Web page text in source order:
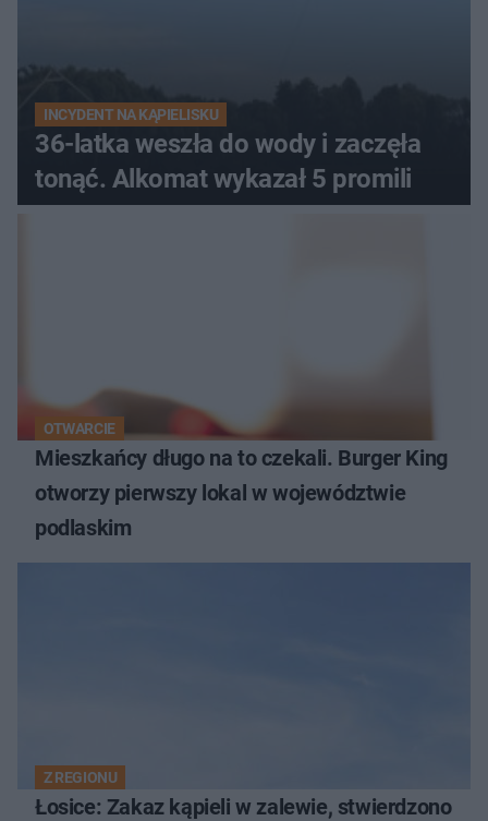
INCYDENT NA KĄPIELISKU
36-latka weszła do wody i zaczęła
tonąć. Alkomat wykazał 5 promili
OTWARCIE
Mieszkańcy długo na to czekali. Burger King
otworzy pierwszy lokal w województwie
podlaskim
Z REGIONU
Łosice: Zakaz kąpieli w zalewie, stwierdzono